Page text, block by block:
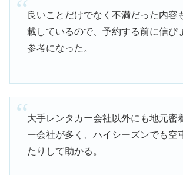
良いことだけでなく不満だった内容
載しているので、予約する前に信ぴ
参考になった。
大手レンタカー会社以外にも地元密
ー会社が多く、ハイシーズンでも空
たりして助かる。